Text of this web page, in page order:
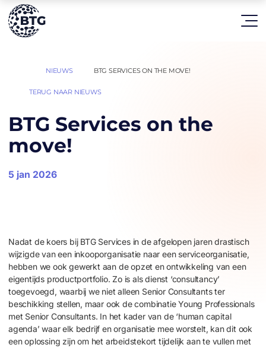
TERUG NAAR NIEUWS
NIEUWS BTG SERVICES ON THE MOVE!
BTG Services on the
move!
5 jan 2026
Nadat de koers bij BTG Services in de afgelopen jaren drastisch
wijzigde van een inkooporganisatie naar een serviceorganisatie,
hebben we ook gewerkt aan de opzet en ontwikkeling van een
eigentijds productportfolio. Zo is als dienst ‘consultancy’
toegevoegd, waarbij we niet alleen Senior Consultants ter
beschikking stellen, maar ook de combinatie Young Professionals
met Senior Consultants. In het kader van de ‘human capital
agenda’ waar elk bedrijf en organisatie mee worstelt, kan dit ook
een oplossing zijn om het arbeidstekort tijdelijk aan te vullen met